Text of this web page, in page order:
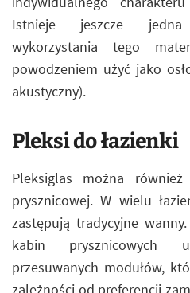
Istnieje jeszcze
wykorzystania tego
powodzeniem użyć jako
akustyczny).
Pleksi do łazienki
Pleksiglas można
prysznicowej. W wielu
zastępują tradycyjne
kabin prysznicowych
przesuwanych modułów,